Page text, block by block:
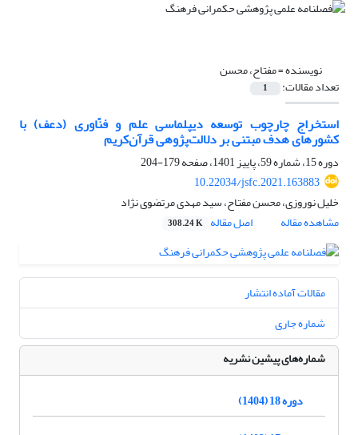
نویسنده =مفتاح، محسن
تعداد مقالات: 1
استخراج چارچوب توسعه دیپلماسی علم و فنّاوری (دعف) با
کشور‌های هدف مبتنی بر دلالت‌‌پژوهی قرآن‌کریم
دوره 15، شماره 59، پاییز 1401، صفحه
179-204
10.22034/jsfc.2021.163883
خلیل نوروزی، محسن مفتاح، سید مهدی مرتضوی نژاد
مشاهده مقاله
اصل مقاله 308.24 K
مقالات آماده انتشار
شماره جاری
شماره‌های پیشین نشریه
دوره 18 (1404)